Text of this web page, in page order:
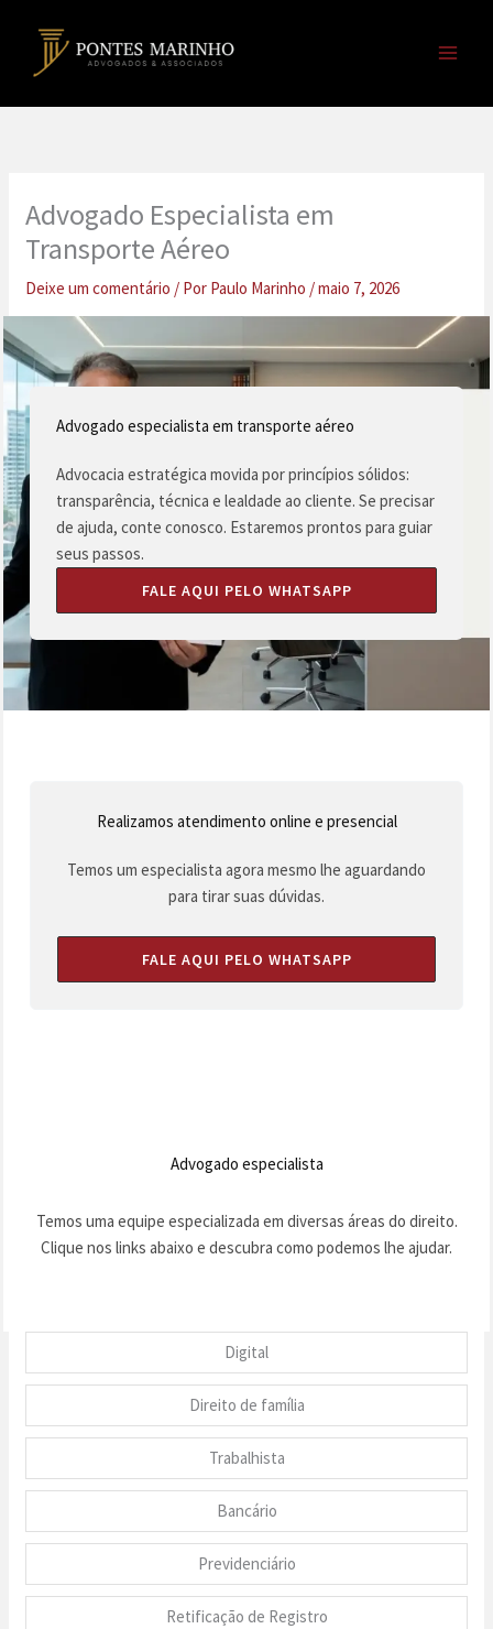
Advogado Especialista em
Transporte Aéreo
Deixe um comentário / Por Paulo Marinho /maio 7, 2026
Advogado especialista em transporte aéreo
Advocacia estratégica movida por princípios sólidos:
transparência, técnica e lealdade ao cliente. Se precisar
de ajuda, conte conosco. Estaremos prontos para guiar
seus passos.
FALE AQUI PELO WHATSAPP
Realizamos atendimento online e presencial
Temos um especialista agora mesmo lhe aguardando
para tirar suas dúvidas.
FALE AQUI PELO WHATSAPP
Advogado especialista
Temos uma equipe especializada em diversas áreas do direito.
Clique nos links abaixo e descubra como podemos lhe ajudar.
Digital
Direito de família
Trabalhista
Bancário
Previdenciário
Retificação de Registro